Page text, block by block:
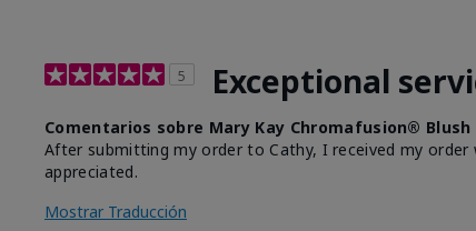
5 Exceptional
Comentarios sobre Mary Kay Chromafusion® Blush
After submitting my order to Cathy, I received my order
appreciated.
Mostrar Traducción